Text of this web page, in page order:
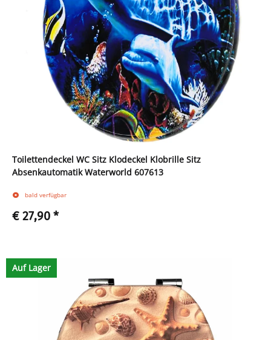
Toilettendeckel WC Sitz Klodeckel Klobrille Sitz
Absenkautomatik Waterworld 607613
bald verfügbar
€ 27,90 *
Auf Lager